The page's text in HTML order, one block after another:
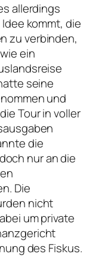
allerdings
kommt, die
zu verbinden,
ein
seine
und
Tour in voller
die
nur an die
Die
nicht
um private
des Fiskus.